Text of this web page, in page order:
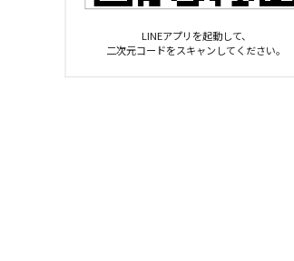
LINEアプリを起動して、
二次元コードをスキャンしてください。